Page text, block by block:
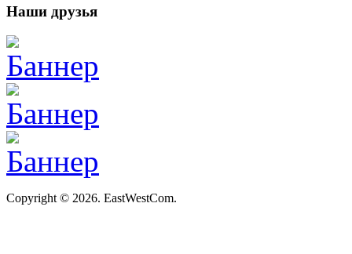
Наши друзья
Copyright © 2026. EastWestCom.